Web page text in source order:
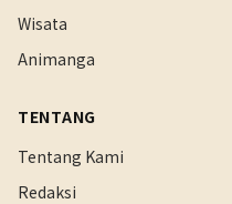
Wisata
Animanga
TENTANG
Tentang Kami
Redaksi